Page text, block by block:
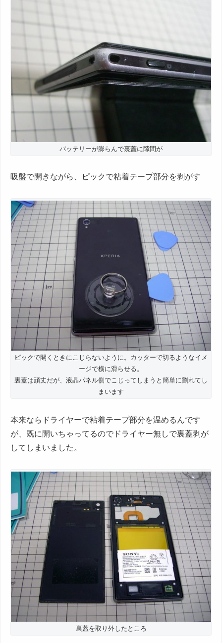
バッテリーが膨らんで裏蓋に隙間が
吸盤で開きながら、ピックで粘着テープ部分を剥がす
ピックで開くときにこじらないように。カッターで切るようなイメ
ージで横に滑らせる。
裏蓋は頑丈だが、液晶パネル側でこじってしまうと簡単に割れてし
まいます
本来ならドライヤーで粘着テープ部分を温めるんです
が、既に開いちゃってるのでドライヤー無しで裏蓋剥が
してしまいました。
裏蓋を取り外したところ